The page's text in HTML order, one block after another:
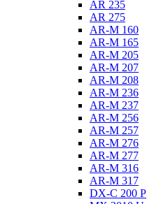
AR 235
AR 275
AR-M 160
AR-M 165
AR-M 205
AR-M 207
AR-M 208
AR-M 236
AR-M 237
AR-M 256
AR-M 257
AR-M 276
AR-M 277
AR-M 316
AR-M 317
DX-C 200 P